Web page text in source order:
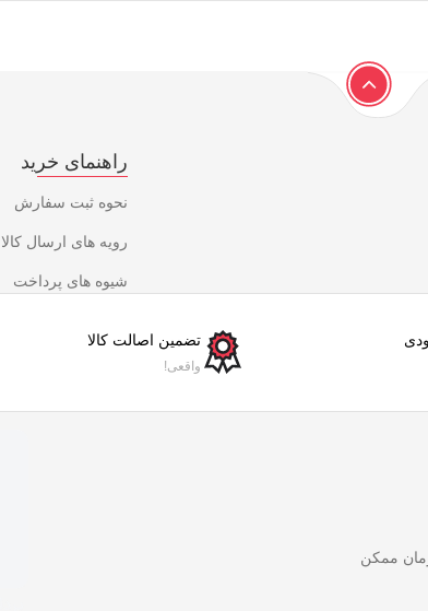
راهنمای خرید
نحوه ثبت سفارش
رویه های ارسال کالا
شیوه های پرداخت
تضمین اصالت کالا
واقعی!
ممکن